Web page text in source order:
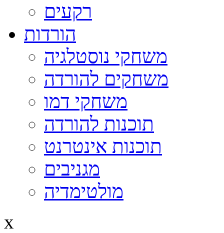
רקעים
הורדות
משחקי נוסטלגיה
משחקים להורדה
משחקי דמו
תוכנות להורדה
תוכנות אינטרנט
מגניבים
מולטימדיה
x